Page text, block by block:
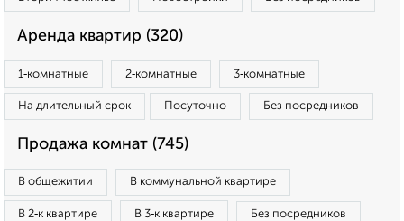
Аренда квартир (320)
1‑комнатные 2‑комнатные 3‑комнатные
На длительный срок Посуточно Без посредников
Продажа комнат (745)
В общежитии В коммунальной квартире
В 2‑к квартире В 3‑к квартире Без посредников